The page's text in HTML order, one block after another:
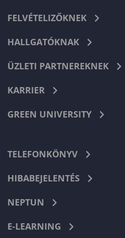
FELVÉTELIZŐKNEK
HALLGATÓKNAK
ÜZLETI PARTNEREKNEK
KARRIER
GREEN UNIVERSITY
TELEFONKÖNYV
HIBABEJELENTÉS
NEPTUN
E-LEARNING